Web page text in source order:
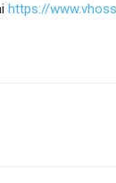
https://